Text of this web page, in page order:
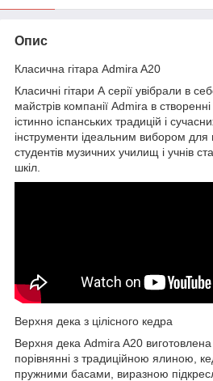
Опис
Класична гітара Admira A20
Класичні гітари А серії увібрали в
майстрів компанії Аdmira в
істинно іспанських традицій і
інструменти ідеальним вибором для
студентів музичних училищ і учнів
шкіл.
Верхня дека з цілісного кедра
Верхня дека Admira A20 виготовлена
порівнянні з традиційною ялиною,
пружними басами, виразною